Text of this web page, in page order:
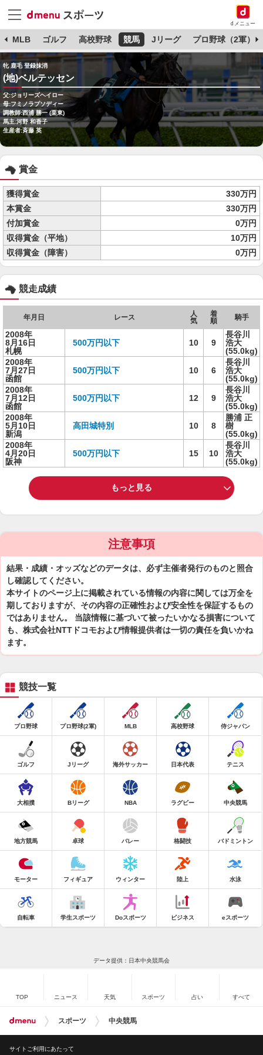
dメニュー
MLB ゴルフ 高校野球 競馬 Jリーグ プロ野球（2軍）
牝 鹿毛 登録抹消
(地)ベルテッセン
父:ジョリーズヘイロー
母:フミノラプソディー
調教師:西浦 勝一 (栗東)
馬主:河野 和香子
生産者:斉藤 英
賞金
獲得賞金
330万円
本賞金
330万円
付加賞金
0万円
収得賞金（平地）
10万円
収得賞金（障害）
0万円
競走成績
年月日 レース
人
気
着
順
騎手
2008年
8月16日
札幌
500万円以下 10 9
長谷川
浩大
(55.0kg)
2008年
7月27日
函館
500万円以下 10 6
長谷川
浩大
(55.0kg)
2008年
7月12日
函館
500万円以下 12 9
長谷川
浩大
(55.0kg)
2008年
5月10日
新潟
高田城特別 10 8
勝浦 正
樹
(55.0kg)
2008年
4月20日
阪神
500万円以下 15 10
長谷川
浩大
(55.0kg)
もっと見る
注意事項
結果・成績・オッズなどのデータは、必ず主催者発行のものと照合
し確認してください。
本サイトのページ上に掲載されている情報の内容に関しては万全を
期しておりますが、その内容の正確性および安全性を保証するもの
ではありません。 当該情報に基づいて被ったいかなる損害について
も、株式会社NTTドコモおよび情報提供者は一切の責任を負いかね
ます。
競技一覧
プロ野球 プロ野球(2軍) MLB 高校野球 侍ジャパン
ゴルフ Jリーグ 海外サッカー 日本代表 テニス
大相撲 Bリーグ NBA ラグビー 中央競馬
地方競馬 卓球 バレー 格闘技 バドミントン
モーター フィギュア ウィンター 陸上 水泳
自転車 学生スポーツ Doスポーツ ビジネス eスポーツ
データ提供：日本中央競馬会
TOP ニュース 天気 スポーツ 占い すべて
スポーツ 中央競馬
サイトご利用にあたって